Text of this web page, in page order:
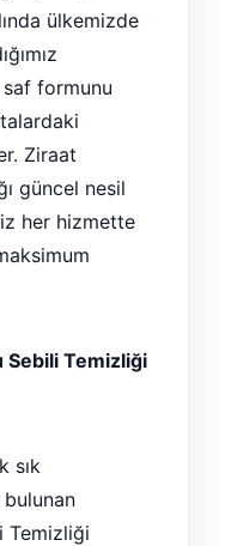
ülkemizde
formunu
Ziraat
güncel nesil
her hizmette
Sebili Temizliği
sık
bulunan
Temizliği